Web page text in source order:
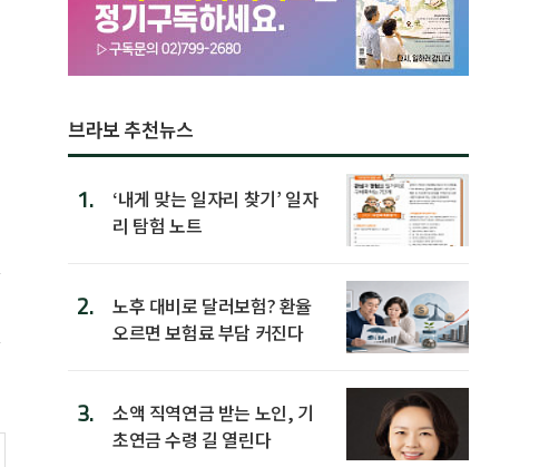
브라보 추천뉴스
1.
‘내게 맞는 일자리 찾기’ 일자
리 탐험 노트
2.
노후 대비로 달러보험? 환율
오르면 보험료 부담 커진다
3.
소액 직역연금 받는 노인, 기
초연금 수령 길 열린다